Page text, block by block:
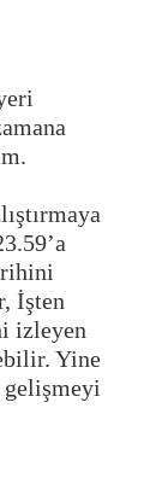
İşten
izleyen
Yine